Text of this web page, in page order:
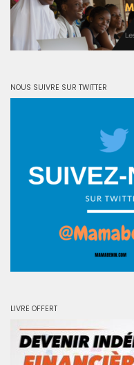
NOUS SUIVRE SUR TWITTER
LIVRE OFFERT